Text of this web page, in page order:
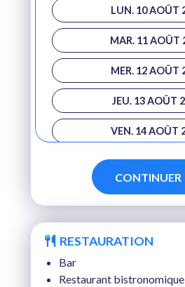
LUN. 10 AOÛT
MAR. 11 AOÛT
MER. 12 AOÛT
JEU. 13 AOÛT
VEN. 14 AOÛT
SAM. 15 AOÛT
CONTINUER
RESTAURATION
Bar
Restaurant bistronomique